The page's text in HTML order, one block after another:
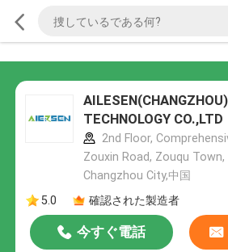
TECHNOLOGY CO.,LTD
2nd Floor,
Zouxin Road, Zouqu
Changzhou City,中国
5.0
確認された製造者
今すぐ電話